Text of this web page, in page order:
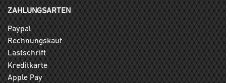
ZAHLUNGSARTEN
Paypal
Rechnungskauf
Lastschrift
Kreditkarte
Apple Pay